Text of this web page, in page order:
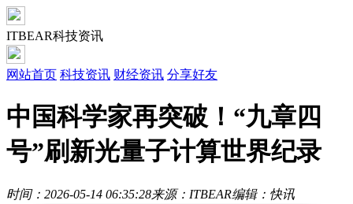
ITBEAR科技资讯
网站首页 科技资讯 财经资讯 分享好友
中国科学家再突破！“九章四
号”刷新光量子计算世界纪录
时间：2026-05-14 06:35:28来源：ITBEAR编辑：快讯